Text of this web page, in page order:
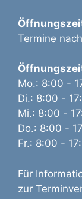
Termine
Mo.: 8:00 -
Di.: 8:00 -
Mi.: 8:00 -
Do.: 8:00 -
Fr.: 8:00 -
Für
zur